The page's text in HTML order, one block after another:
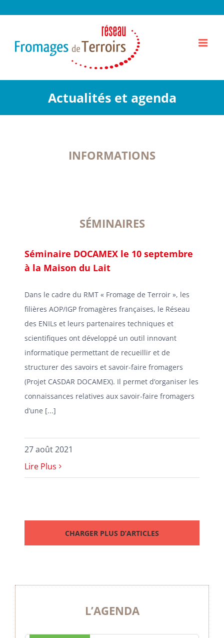
Actualités et agenda
INFORMATIONS
SÉMINAIRES
Séminaire DOCAMEX le 10 septembre
à la Maison du Lait
Dans le cadre du RMT « Fromage de Terroir », les
filières AOP/IGP fromagères françaises, le Réseau
des ENILs et leurs partenaires techniques et
scientifiques ont développé un outil innovant
informatique permettant de recueillir et de
structurer des savoirs et savoir-faire fromagers
(Projet CASDAR DOCAMEX). Il permet d’organiser les
connaissances relatives aux savoir-faire fromagers
d’une [...]
27 août 2021
Lire Plus
CHARGER PLUS D’ARTICLES
L’AGENDA